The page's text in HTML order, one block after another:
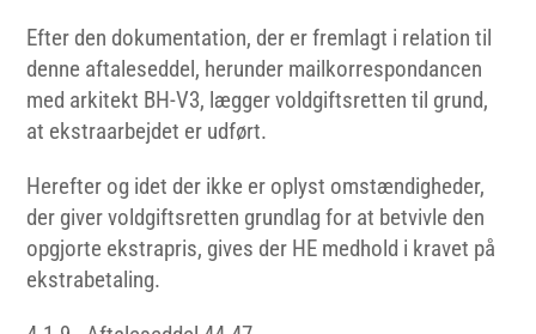
Efter den dokumentation, der er fremlagt i relation til
denne aftaleseddel, herunder mailkorrespondancen
med arkitekt BH-V3, lægger voldgiftsretten til grund,
at ekstraarbejdet er udført.
Herefter og idet der ikke er oplyst omstændigheder,
der giver voldgiftsretten grundlag for at betvivle den
opgjorte ekstrapris, gives der HE medhold i kravet på
ekstrabetaling.